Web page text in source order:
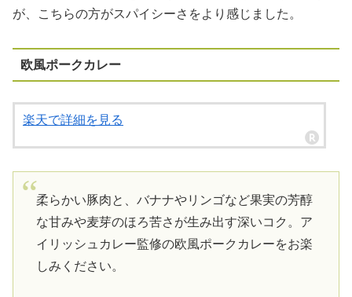
が、こちらの方がスパイシーさをより感じました。
欧風ポークカレー
楽天で詳細を見る
柔らかい豚肉と、バナナやリンゴなど果実の芳醇
な甘みや麦芽のほろ苦さが生み出す深いコク。ア
イリッシュカレー監修の欧風ポークカレーをお楽
しみください。